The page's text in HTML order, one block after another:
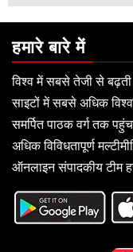
हमारे बारे में
विश्व में सबसे तेजी से बढ़ती
साइटों में सबसे अधिक
समर्पित पाठक वर्ग तक
अधिक विविधतापूर्ण
ऑनलाइन संपादकीय टीम